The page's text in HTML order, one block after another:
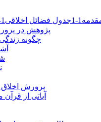
1-1 جدول فضائل اخلاقی 1-2
پژوهش در
چگونه
پرورش
آیاتی از قرآن مجید و ۹۹